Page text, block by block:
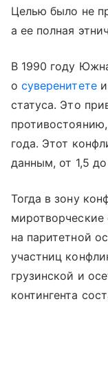
Целью было не
а ее полная
В 1990 году
осуверенитетеи
статуса. Это
года. Этот
данным, от 1,5
Тогда в зону
на паритетной
участниц
грузинской и
контингента